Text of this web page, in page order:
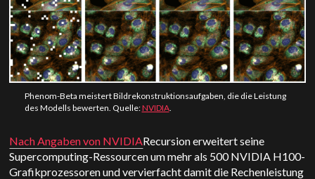
Phenom-Beta meistert Bildrekonstruktionsaufgaben, die die Leistung
des Modells bewerten. Quelle:NVIDIA.
Nach Angaben von NVIDIARecursion erweitert seine
Supercomputing-Ressourcen um mehr als 500 NVIDIA H100-
Grafikprozessoren und vervierfacht damit die Rechenleistung